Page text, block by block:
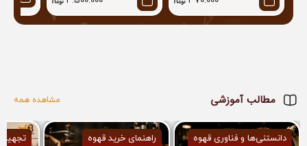
مطالب آموزشی مشاهده همه
دانستنی‌ها و فناوری قهوه راهنمای خرید قهوه